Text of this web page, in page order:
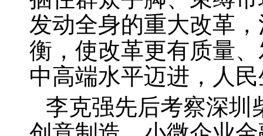
发动全身的重大改革
衡，使改革更有质量
中高端水平迈进，人
李克强先后考察深圳